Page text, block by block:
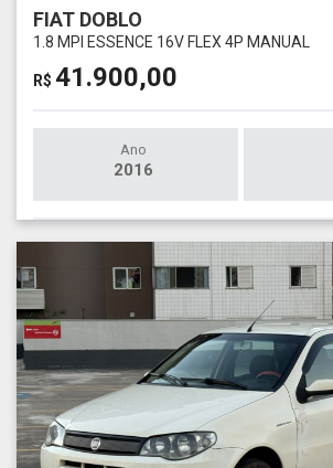
FIAT DOBLO
1.8 MPI ESSENCE 16V FLEX 4P MANUAL
R$ 41.900,00
Ano
2016